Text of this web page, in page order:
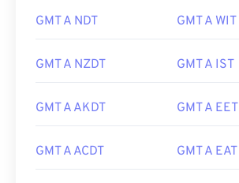
GMT A NDT GMT A WIT
GMT A NZDT GMT A IST
GMT A AKDT GMT A EET
GMT A ACDT GMT A EAT